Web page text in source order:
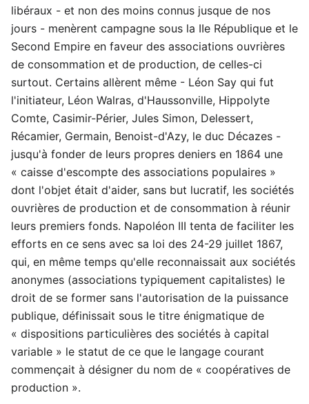
libéraux - et non des moins connus jusque de nos
jours - menèrent campagne sous la IIe République et le
Second Empire en faveur des associations ouvrières
de consommation et de production, de celles-ci
surtout. Certains allèrent même - Léon Say qui fut
l'initiateur, Léon Walras, d'Haussonville, Hippolyte
Comte, Casimir-Périer, Jules Simon, Delessert,
Récamier, Germain, Benoist-d'Azy, le duc Décazes -
jusqu'à fonder de leurs propres deniers en 1864 une
« caisse d'escompte des associations populaires »
dont l'objet était d'aider, sans but lucratif, les sociétés
ouvrières de production et de consommation à réunir
leurs premiers fonds. Napoléon III tenta de faciliter les
efforts en ce sens avec sa loi des 24-29 juillet 1867,
qui, en même temps qu'elle reconnaissait aux sociétés
anonymes (associations typiquement capitalistes) le
droit de se former sans l'autorisation de la puissance
publique, définissait sous le titre énigmatique de
« dispositions particulières des sociétés à capital
variable » le statut de ce que le langage courant
commençait à désigner du nom de « coopératives de
production ».